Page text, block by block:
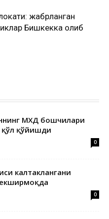
жабрланган
Бишкекка олиб
МХДҚ бошчилари
қўл қўйишди
0
калтаклангани
0